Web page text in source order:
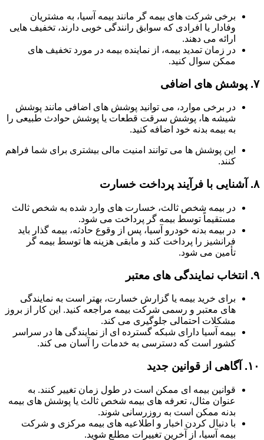
برخی شرکت های بیمه گر مانند بیمه آسیا، به مشتریان
وفادار یا افرادی که سوابق رانندگی خوبی دارند، تخفیف هایی
ارائه می دهند.
در زمان تمدید بیمه، از نماینده بیمه در مورد تخفیف های
ممکن سوال کنید.
۷. پوشش های اضافی
در برخی موارد، می توانید پوشش های اضافی مانند پوشش
شیشه ها، پوشش سرقت قطعات یا پوشش حوادث طبیعی را
به بیمه بدنه خود اضافه کنید.
این پوشش ها می توانند امنیت مالی بیشتری برای شما فراهم
کنند.
۸. آشنایی با فرآیند پرداخت خسارت
در بیمه شخص ثالث، خسارت های وارد شده به شخص ثالث
مستقیماً توسط بیمه گر پرداخت می شود.
در بیمه بدنه خودرو آسیا، پس از وقوع حادثه، بیمه گذار باید
فرانشیز را پرداخت کند و مابقی هزینه ها توسط بیمه گر
تأمین می شود.
۹. انتخاب نمایندگی های معتبر
برای خرید بیمه یا گزارش خسارت، بهتر است به نمایندگی
های معتبر و رسمی شرکت بیمه مراجعه کنید. این کار از بروز
مشکلات احتمالی جلوگیری می کند.
بیمه آسیا دارای شبکه گسترده ای از نمایندگی ها در سراسر
کشور است که دسترسی به خدمات را آسان می کند.
۱۰. آگاهی از قوانین جدید
قوانین بیمه ای ممکن است در طول زمان تغییر کنند. به
عنوان مثال، تعرفه های بیمه شخص ثالث یا پوشش های بیمه
بدنه ممکن است به روزرسانی شوند.
با دنبال کردن اخبار و اطلاعیه های بیمه مرکزی و شرکت
بیمه آسیا، از آخرین تغییرات مطلع شوید.